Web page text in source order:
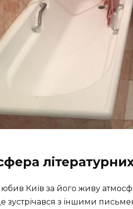
Київ за його живу
зустрічався з іншими